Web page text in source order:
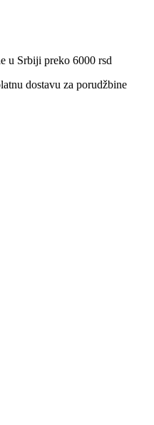
u Srbiji preko 6000 rsd
dostavu za porudžbine